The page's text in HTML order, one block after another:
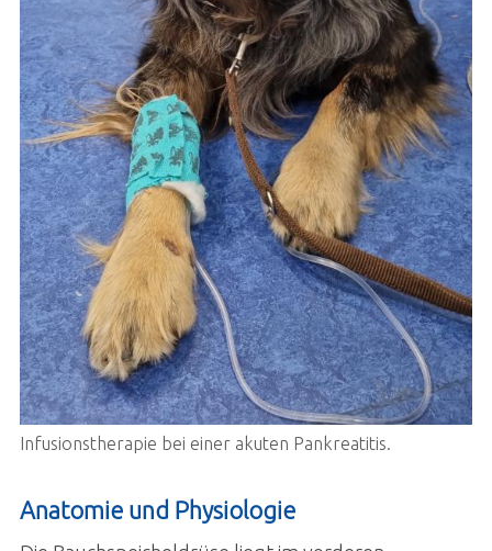
Infusionstherapie bei einer akuten Pankreatitis.
Anatomie und Physiologie